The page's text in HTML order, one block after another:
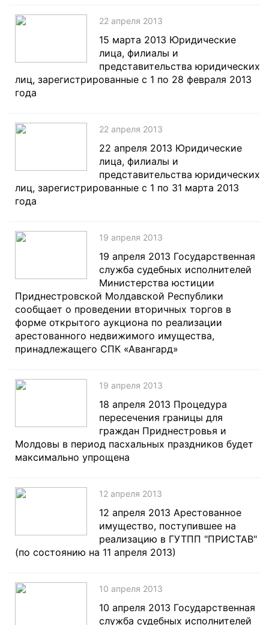
22 апреля 2013
15 марта 2013 Юридические
лица, филиалы и
представительства юридических
лиц, зарегистрированные с 1 по 28 февраля 2013
года
22 апреля 2013
22 апреля 2013 Юридические
лица, филиалы и
представительства юридических
лиц, зарегистрированные с 1 по 31 марта 2013
года
19 апреля 2013
19 апреля 2013 Государственная
служба судебных исполнителей
Министерства юстиции
Приднестровской Молдавской Республики
сообщает о проведении вторичных торгов в
форме открытого аукциона по реализации
арестованного недвижимого имущества,
принадлежащего СПК «Авангард»
19 апреля 2013
18 апреля 2013 Процедура
пересечения границы для
граждан Приднестровья и
Молдовы в период пасхальных праздников будет
максимально упрощена
12 апреля 2013
12 апреля 2013 Арестованное
имущество, поступившее на
реализацию в ГУТПП "ПРИСТАВ"
(по состоянию на 11 апреля 2013)
10 апреля 2013
10 апреля 2013 Государственная
служба судебных исполнителей